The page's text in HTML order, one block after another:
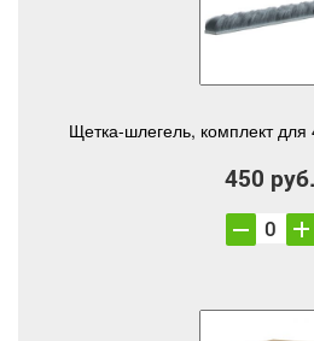
Щетка-шлегель, комплект
450 руб.